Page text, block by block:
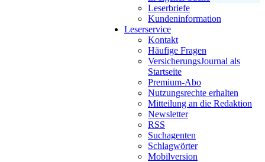
Leserbriefe
Kundeninformation
Leserservice
Kontakt
Häufige Fragen
VersicherungsJournal als
Startseite
Premium-Abo
Nutzungsrechte erhalten
Mitteilung an die Redaktion
Newsletter
RSS
Suchagenten
Schlagwörter
Mobilversion